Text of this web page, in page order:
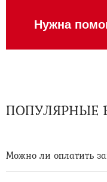
Нужна
ПОПУЛЯРНЫЕ
Можно ли оплатить